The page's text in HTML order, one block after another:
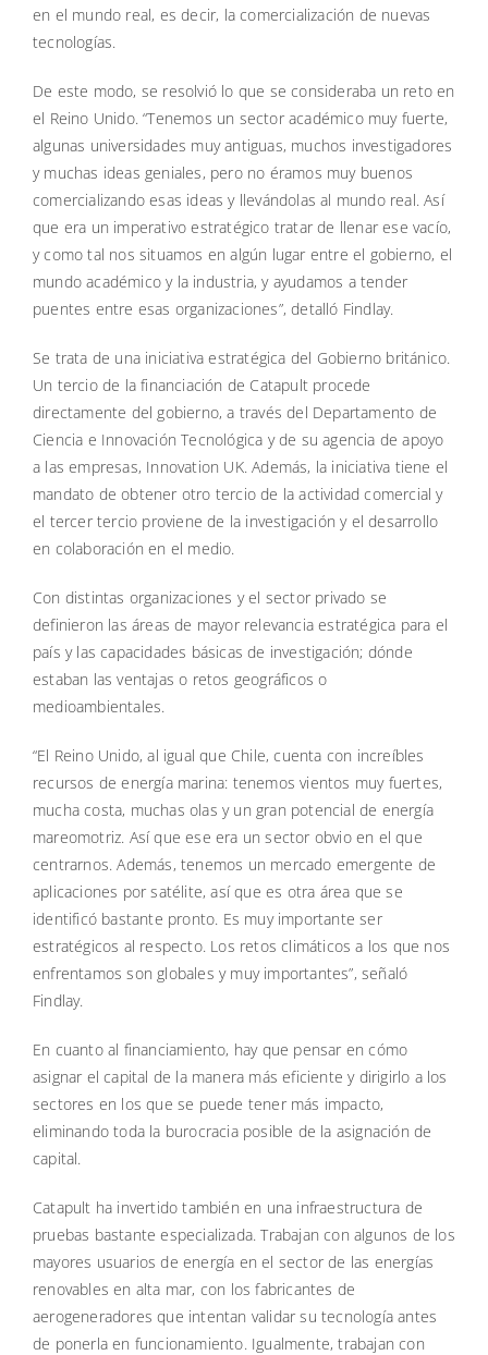
en el mundo real, es decir, la comercialización de nuevas
tecnologías.
De este modo, se resolvió lo que se consideraba un reto en
el Reino Unido. “Tenemos un sector académico muy fuerte,
algunas universidades muy antiguas, muchos investigadores
y muchas ideas geniales, pero no éramos muy buenos
comercializando esas ideas y llevándolas al mundo real. Así
que era un imperativo estratégico tratar de llenar ese vacío,
y como tal nos situamos en algún lugar entre el gobierno, el
mundo académico y la industria, y ayudamos a tender
puentes entre esas organizaciones”, detalló Findlay.
Se trata de una iniciativa estratégica del Gobierno británico.
Un tercio de la financiación de Catapult procede
directamente del gobierno, a través del Departamento de
Ciencia e Innovación Tecnológica y de su agencia de apoyo
a las empresas, Innovation UK. Además, la iniciativa tiene el
mandato de obtener otro tercio de la actividad comercial y
el tercer tercio proviene de la investigación y el desarrollo
en colaboración en el medio.
Con distintas organizaciones y el sector privado se
definieron las áreas de mayor relevancia estratégica para el
país y las capacidades básicas de investigación; dónde
estaban las ventajas o retos geográficos o
medioambientales.
“El Reino Unido, al igual que Chile, cuenta con increíbles
recursos de energía marina: tenemos vientos muy fuertes,
mucha costa, muchas olas y un gran potencial de energía
mareomotriz. Así que ese era un sector obvio en el que
centrarnos. Además, tenemos un mercado emergente de
aplicaciones por satélite, así que es otra área que se
identificó bastante pronto. Es muy importante ser
estratégicos al respecto. Los retos climáticos a los que nos
enfrentamos son globales y muy importantes”, señaló
Findlay.
En cuanto al financiamiento, hay que pensar en cómo
asignar el capital de la manera más eficiente y dirigirlo a los
sectores en los que se puede tener más impacto,
eliminando toda la burocracia posible de la asignación de
capital.
Catapult ha invertido también en una infraestructura de
pruebas bastante especializada. Trabajan con algunos de los
mayores usuarios de energía en el sector de las energías
renovables en alta mar, con los fabricantes de
aerogeneradores que intentan validar su tecnología antes
de ponerla en funcionamiento. Igualmente, trabajan con